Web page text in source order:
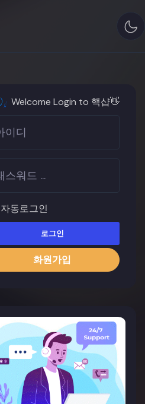
Welcome Login to 핵샵👋
자동로그인
로그인
화원가입